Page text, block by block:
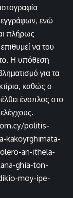
ενώ
πλήρως
να του
Η υπόθεση
για τα
καθώς ο
ένοπλος στο
politis-
kakoyrghimata-
an-ithela-
ghia-ton-
moy-ipe-